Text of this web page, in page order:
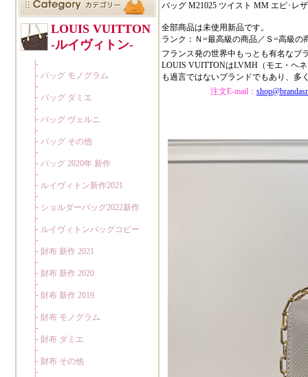
バッグ M21025 ツイスト MM エピ･レ
全部商品は未使用新品です。
ランク：Ｎ=最高級の商品／Ｓ=高級の
フランス発の世界中もっとも有名なブ
LOUIS VUITTONはLVMH（モエ・ヘ
も過言ではないブランドでもあり、多
注文E-mail：